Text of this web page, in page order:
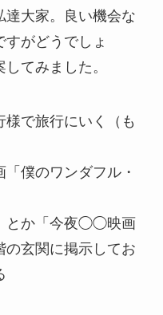
達大家。良い機会な
がどうでしょ
てみました。
で旅行にいく（も
僕のワンダフル・
とか「今夜◯◯映画
の玄関に掲示してお